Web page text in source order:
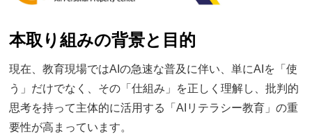
本取り組みの背景と目的
現在、教育現場ではAIの急速な普及に伴い、単にAIを「使
う」だけでなく、その「仕組み」を正しく理解し、批判的
思考を持って主体的に活用する「AIリテラシー教育」の重
要性が高まっています。